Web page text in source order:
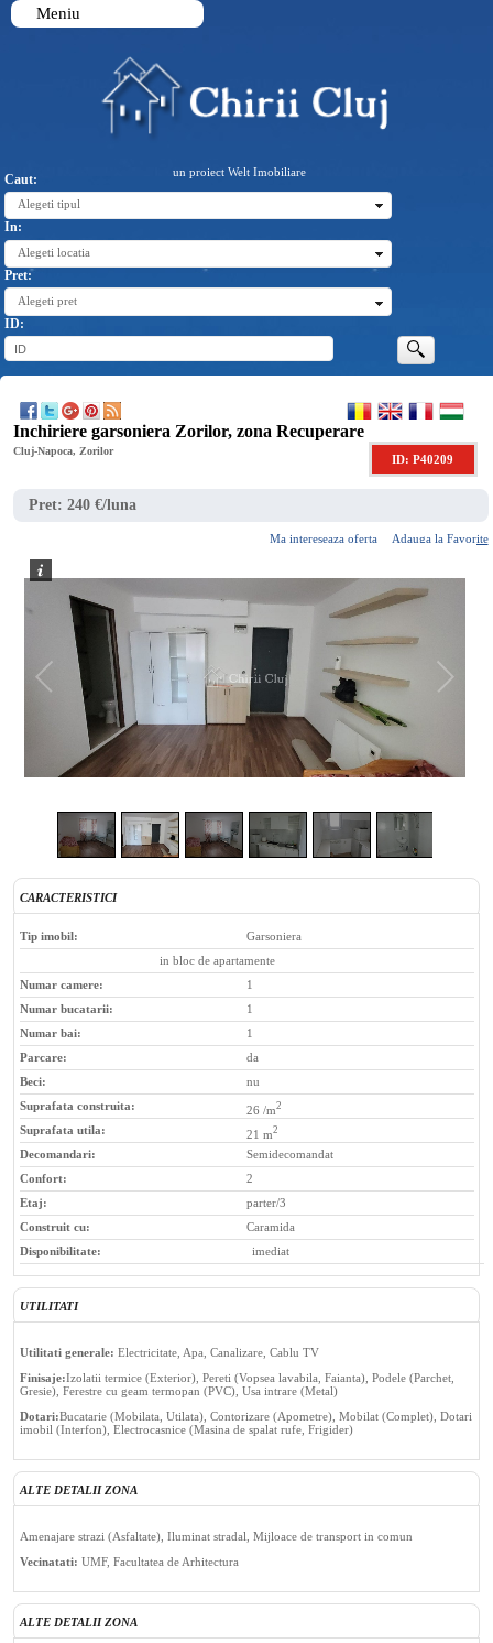
un proiect Welt Imobiliare
Caut:
Alegeti tipul
In:
Alegeti locatia
Pret:
Alegeti pret
ID:
Meniu
Inchiriere garsoniera Zorilor, zona Recuperare
Cluj-Napoca, Zorilor
ID: P40209
Pret:240 €/luna
Ma intereseaza oferta Adauga la Favorite
CARACTERISTICI
Tip imobil:
Garsoniera
in bloc de apartamente
Numar camere:
1
Numar bucatarii:
1
Numar bai:
1
Parcare:
da
Beci:
nu
Suprafata construita:
26 /m2
Suprafata utila: 21 m2
Decomandari:
Semidecomandat
Confort:
2
Etaj:
parter/3
Construit cu:
Caramida
Disponibilitate:
imediat
UTILITATI
Utilitati generale: Electricitate, Apa, Canalizare, Cablu TV
Finisaje:Izolatii termice (Exterior), Pereti (Vopsea lavabila, Faianta), Podele (Parchet,
Gresie), Ferestre cu geam termopan (PVC), Usa intrare (Metal)
Dotari:Bucatarie (Mobilata, Utilata), Contorizare (Apometre), Mobilat (Complet), Dotari
imobil (Interfon), Electrocasnice (Masina de spalat rufe, Frigider)
ALTE DETALII ZONA
Amenajare strazi (Asfaltate), Iluminat stradal, Mijloace de transport in comun
Vecinatati: UMF, Facultatea de Arhitectura
ALTE DETALII ZONA